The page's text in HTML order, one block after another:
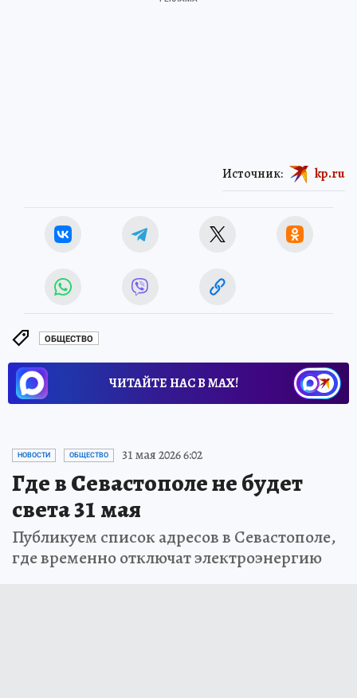
Источник: kp.ru
ОБЩЕСТВО
ЧИТАЙТЕ НАС В МАХ!
НОВОСТИ ОБЩЕСТВО 31 мая 2026 6:02
Где в Севастополе не будет
света 31 мая
Публикуем список адресов в Севастополе,
где временно отключат электроэнергию